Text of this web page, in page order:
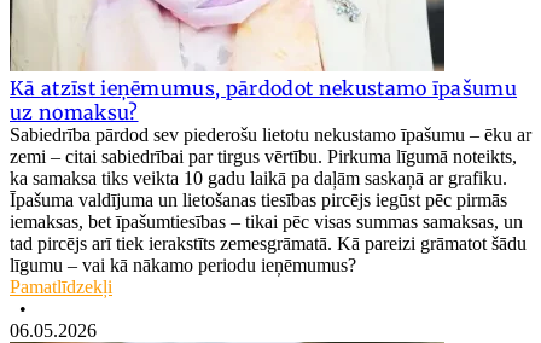
Kā atzīst ieņēmumus, pārdodot nekustamo īpašumu
uz nomaksu?
Sabiedrība pārdod sev piederošu lietotu nekustamo īpašumu – ēku ar
zemi – citai sabiedrībai par tirgus vērtību. Pirkuma līgumā noteikts,
ka samaksa tiks veikta 10 gadu laikā pa daļām saskaņā ar grafiku.
Īpašuma valdījuma un lietošanas tiesības pircējs iegūst pēc pirmās
iemaksas, bet īpašumtiesības – tikai pēc visas summas samaksas, un
tad pircējs arī tiek ierakstīts zemesgrāmatā. Kā pareizi grāmatot šādu
līgumu – vai kā nākamo periodu ieņēmumus?
Pamatlīdzekļi
•
06.05.2026